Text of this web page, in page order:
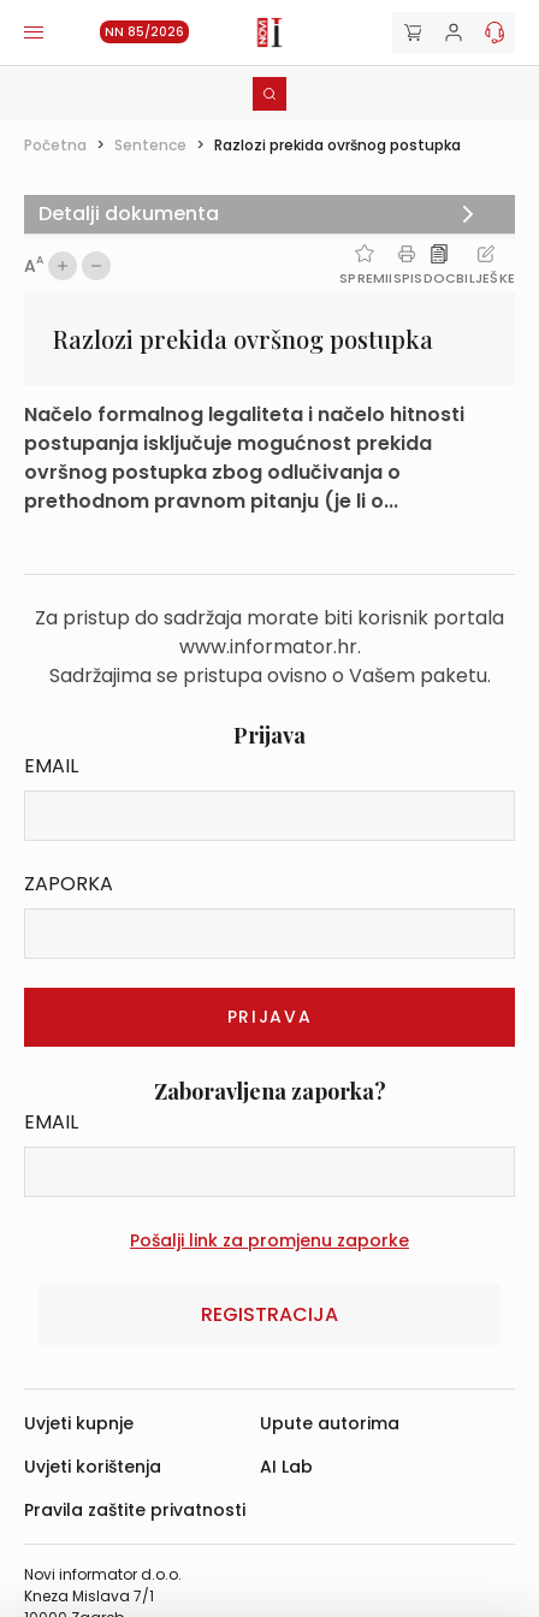
NN 85/2026
Početna > Sentence > Razlozi prekida ovršnog postupka
AA
SPREMIISPISDOCBILJEŠKE
Razlozi prekida ovršnog postupka
Načelo formalnog legaliteta i načelo hitnosti
postupanja isključuje mogućnost prekida
ovršnog postupka zbog odlučivanja o
prethodnom pravnom pitanju (je li o...
Za pristup do sadržaja morate biti korisnik portala
www.informator.hr.
Sadržajima se pristupa ovisno o Vašem paketu.
Prijava
EMAIL
ZAPORKA
Zaboravljena zaporka?
EMAIL
REGISTRACIJA
Detalji dokumenta
Novi informator d.o.o.
Kneza Mislava 7/1
Uvjeti kupnje
Uvjeti korištenja
Pravila zaštite privatnosti
Upute autorima
AI Lab